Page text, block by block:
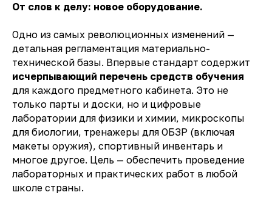
От слов к делу: новое оборудование.
Одно из самых революционных изменений —
детальная регламентация материально-
технической базы. Впервые стандарт содержит
исчерпывающий перечень средств обучения
для каждого предметного кабинета. Это не
только парты и доски, но и цифровые
лаборатории для физики и химии, микроскопы
для биологии, тренажеры для ОБЗР (включая
макеты оружия), спортивный инвентарь и
многое другое. Цель — обеспечить проведение
лабораторных и практических работ в любой
школе страны.